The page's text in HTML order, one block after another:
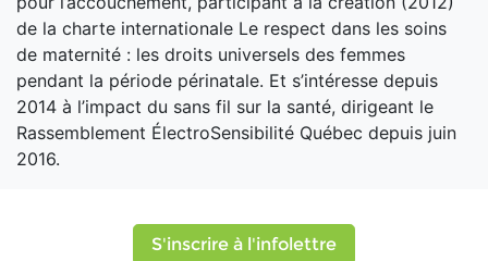
de la charte internationale Le respect dans les soins
de maternité : les droits universels des femmes
pendant la période périnatale. Et s’intéresse depuis
2014 à l’impact du sans fil sur la santé, dirigeant le
Rassemblement ÉlectroSensibilité Québec depuis juin
2016.
S'inscrire à l'infolettre